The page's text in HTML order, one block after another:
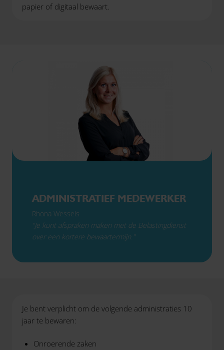
papier of digitaal bewaart.
ADMINISTRATIEF MEDEWERKER
Rhona Wessels
"Je kunt afspraken maken met de Belastingdienst
over een kortere bewaartermijn."
Je bent verplicht om de volgende administraties 10
jaar te bewaren:
Onroerende zaken